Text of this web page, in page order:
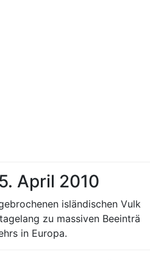
April 2010
isländischen Vulk
zu massiven Beeinträ
in Europa.